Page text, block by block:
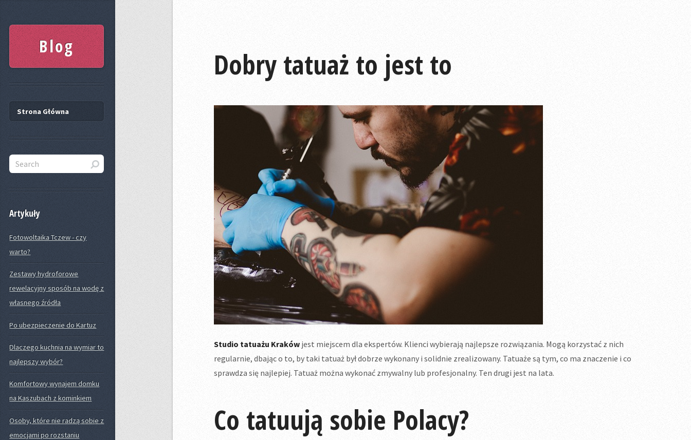
Dobry tatuaż to jest to
Studio tatuażu Kraków jest miejscem dla ekspertów. Klienci wybierają najlepsze rozwiązania. Mogą korzystać z nich
regularnie, dbając o to, by taki tatuaż był dobrze wykonany i solidnie zrealizowany. Tatuaże są tym, co ma znaczenie i co
sprawdza się najlepiej. Tatuaż można wykonać zmywalny lub profesjonalny. Ten drugi jest na lata.
Co tatuują sobie Polacy?
Blog
Strona Główna
Artykuły
Fotowoltaika Tczew - czy
warto?
Zestawy hydroforowe
rewelacyjny sposób na wodę z
własnego źródła
Po ubezpieczenie do Kartuz
Dlaczego kuchnia na wymiar to
najlepszy wybór?
Komfortowy wynajem domku
na Kaszubach z kominkiem
Osoby, które nie radzą sobie z
emocjami po rozstaniu